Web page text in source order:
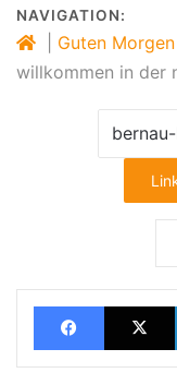
NAVIGATION:
Guten Morgen
willkommen in der
Facebook